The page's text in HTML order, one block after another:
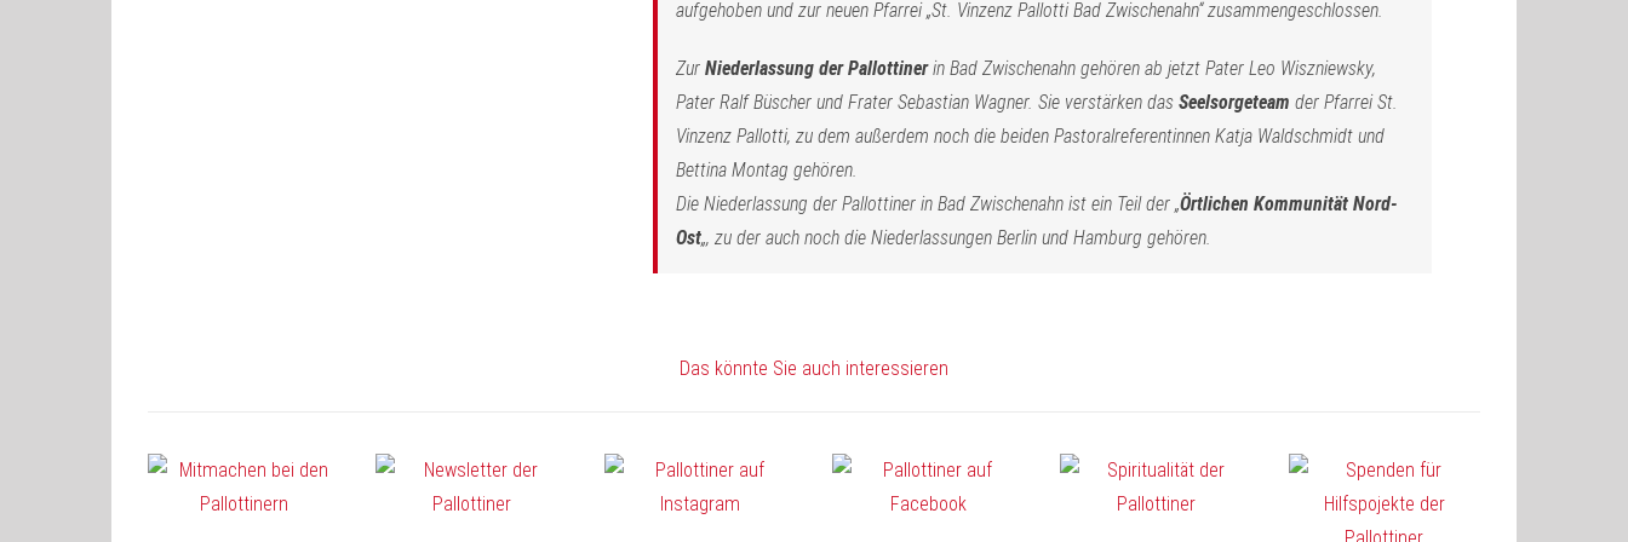
aufgehoben und zur neuen Pfarrei „St. Vinzenz Pallotti Bad Zwischenahn“ zusammengeschlossen.
Zur Niederlassung der Pallottinerin Bad Zwischenahn gehören ab jetzt Pater Leo Wiszniewsky,
Pater Ralf Büscher und Frater Sebastian Wagner. Sie verstärken das Seelsorgeteam der Pfarrei St.
Vinzenz Pallotti, zu dem außerdem noch die beiden Pastoralreferentinnen Katja Waldschmidt und
Bettina Montag gehören.
Die Niederlassung der Pallottiner in Bad Zwischenahn ist ein Teil der „Örtlichen Kommunität Nord-
Ost„, zu der auch noch die Niederlassungen Berlin und Hamburg gehören.
Das könnte Sie auch interessieren